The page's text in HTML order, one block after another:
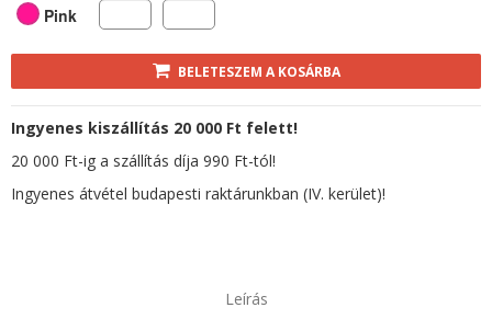
Pink
BELETESZEM A KOSÁRBA
Ingyenes kiszállítás 20 000 Ft felett!
20 000 Ft-ig a szállítás díja 990 Ft-tól!
Ingyenes átvétel budapesti raktárunkban (IV. kerület)!
Leírás